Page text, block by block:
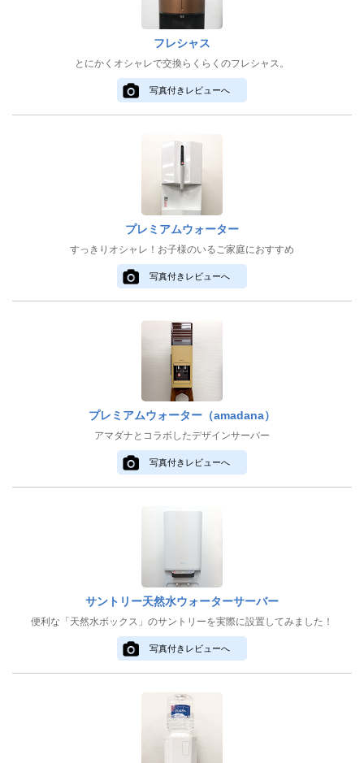
フレシャス
とにかくオシャレで交換らくらくのフレシャス。
写真付きレビューへ
プレミアムウォーター
すっきりオシャレ！お子様のいるご家庭におすすめ
写真付きレビューへ
プレミアムウォーター（amadana）
アマダナとコラボしたデザインサーバー
写真付きレビューへ
サントリー天然水ウォーターサーバー
便利な「天然水ボックス」のサントリーを実際に設置してみました！
写真付きレビューへ